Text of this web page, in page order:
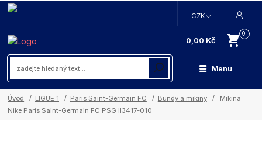
Menu
CZK
0
0,00 Kč
Úvod LIGUE 1 Paris Saint-Germain FC Bundy a mikiny
Mikina
Nike Paris Saint-Germain FC PSG II3417-010